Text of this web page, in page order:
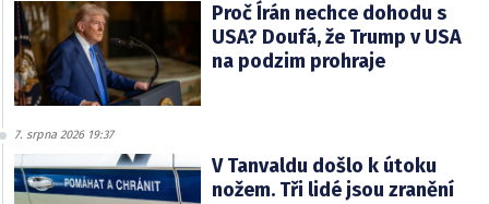
Proč Írán nechce dohodu s
USA? Doufá, že Trump v USA
na podzim prohraje
7. srpna 2026 19:37
V Tanvaldu došlo k útoku
nožem. Tři lidé jsou zranění